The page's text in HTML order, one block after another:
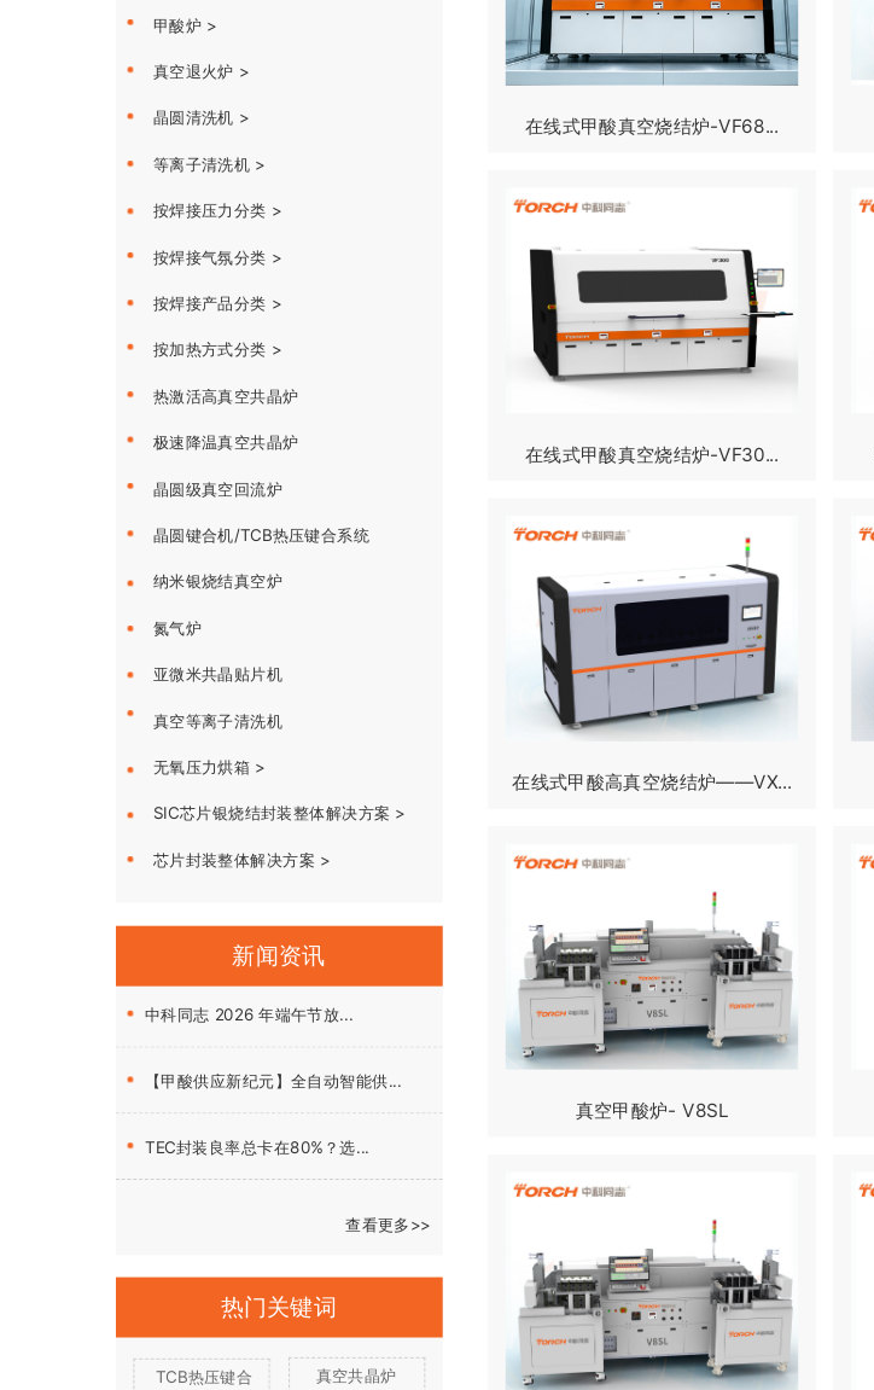
在线式甲酸真空烧结炉-VF68...
在线式甲酸真空烧结炉-VF30...
在线式甲酸高真空烧结炉——VX...
真空甲酸炉- V8SL
新闻资讯
中科同志 2026 年端午节放...
【甲酸供应新纪元】全自动智能供...
TEC封装良率总卡在80%？选...
查看更多>>
热门关键词
TCB热压键合 真空共晶炉
甲酸炉 >
真空退火炉 >
晶圆清洗机 >
等离子清洗机 >
按焊接压力分类 >
按焊接气氛分类 >
按焊接产品分类 >
按加热方式分类 >
热激活高真空共晶炉
极速降温真空共晶炉
晶圆级真空回流炉
晶圆键合机/TCB热压键合系统
纳米银烧结真空炉
氮气炉
亚微米共晶贴片机
真空等离子清洗机
无氧压力烘箱 >
SIC芯片银烧结封装整体解决方案 >
芯片封装整体解决方案 >